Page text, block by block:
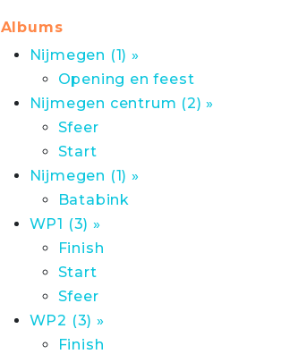
Albums
Nijmegen (1) »
Opening en feest
Nijmegen centrum (2) »
Sfeer
Start
Nijmegen (1) »
Batabink
WP1 (3) »
Finish
Start
Sfeer
WP2 (3) »
Finish